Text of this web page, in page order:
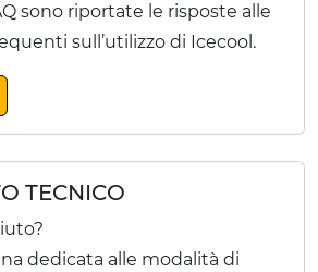
sono riportate le risposte alle
sull’utilizzo di Icecool.
TECNICO
dedicata alle modalità di